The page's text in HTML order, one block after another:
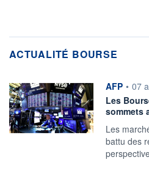
ACTUALITÉ BOURSE
information
AFP • 07
Les
sommets
Les
battu des